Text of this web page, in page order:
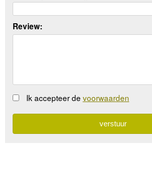
Review:
Ik accepteer de voorwaarden